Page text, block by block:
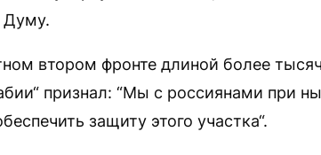
Думу.
втором фронте длиной более
признал: “Мы с россиянами при
защиту этого участка“.